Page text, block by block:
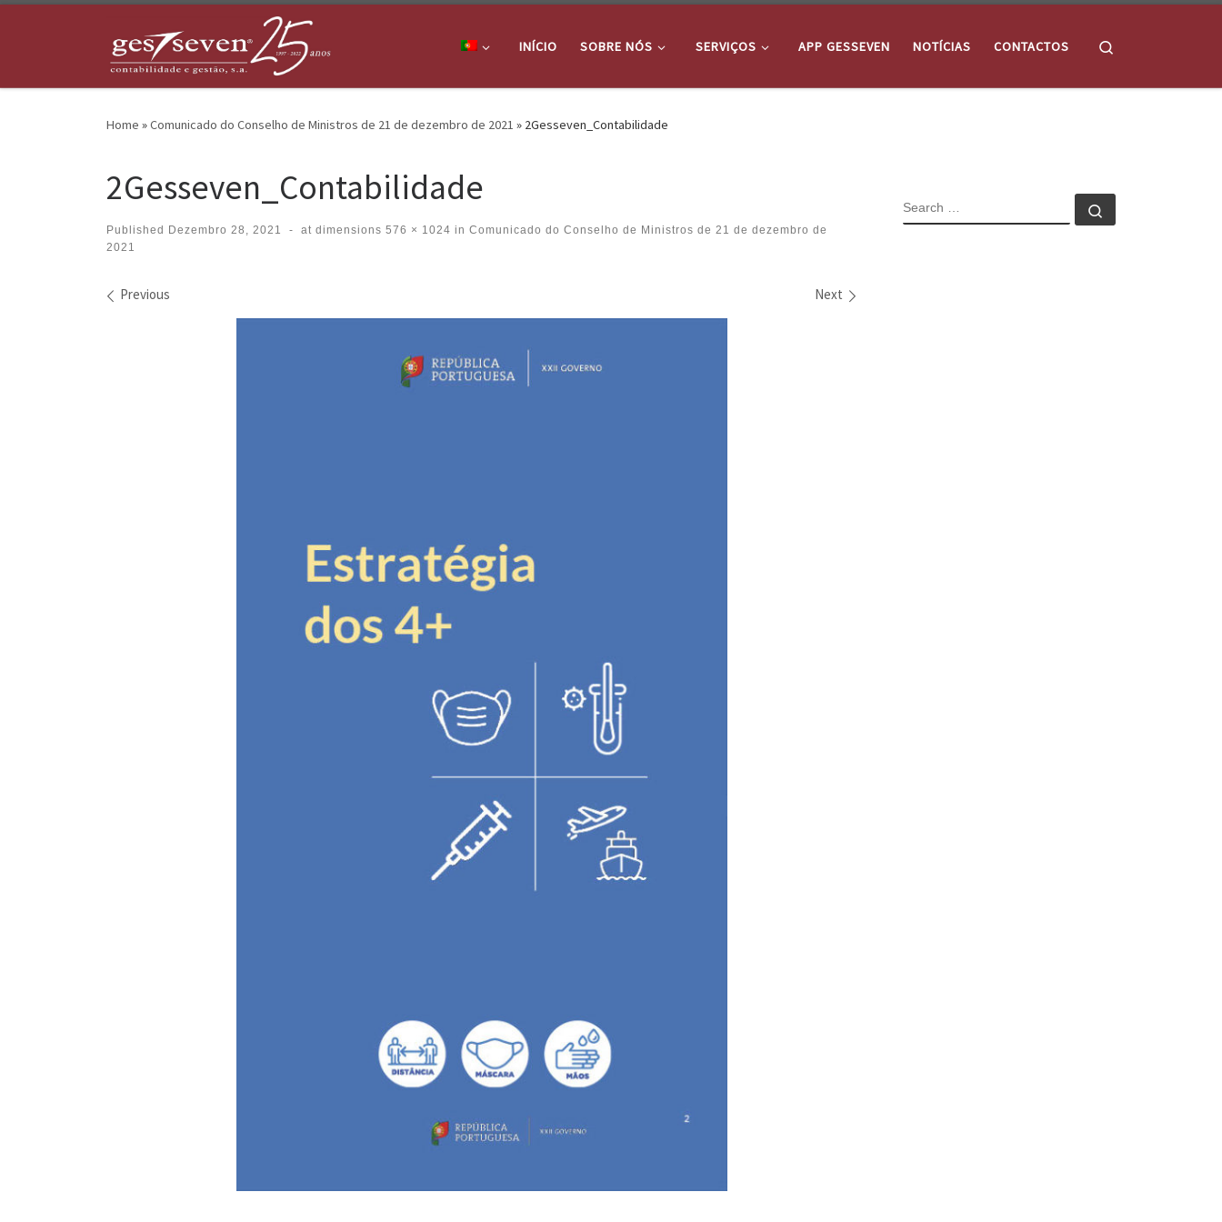
INÍCIO SOBRE NÓS SERVIÇOS APP GESSEVEN NOTÍCIAS CONTACTOS
Home »Comunicado do Conselho de Ministros de 21 de dezembro de 2021 » 2Gesseven_Contabilidade
2Gesseven_Contabilidade
Published Dezembro 28, 2021 - at dimensions 576 × 1024 in Comunicado do Conselho de Ministros de 21 de dezembro de
2021
Images navigation
Previous Next
SEARCH